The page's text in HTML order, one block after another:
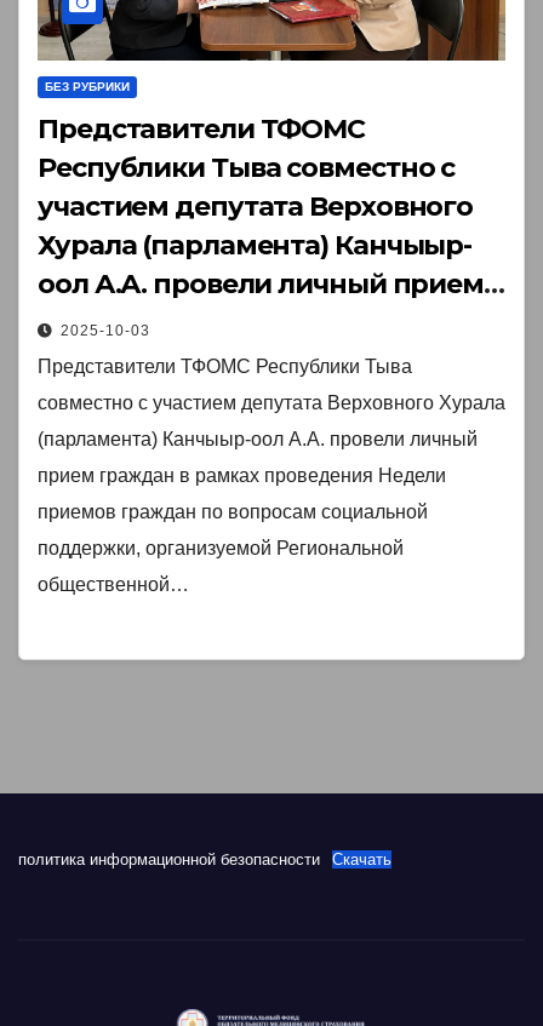
БЕЗ РУБРИКИ
Представители ТФОМС
Республики Тыва совместно с
участием депутата Верховного
Хурала (парламента) Канчыыр-
оол А.А. провели личный прием
граждан в рамках проведения
Недели приемов граждан по
вопросам социальной
поддержки, организуемой
Региональной общественной
приемной Председателя Партии
«ЕДИНАЯ РОССИЯ» Д.А.
Медведева в Республике Тыва.
2025-10-03
Представители ТФОМС Республики Тыва
совместно с участием депутата Верховного Хурала
(парламента) Канчыыр-оол А.А. провели личный
прием граждан в рамках проведения Недели
приемов граждан по вопросам социальной
поддержки, организуемой Региональной
общественной…
политика информационной безопасности Скачать